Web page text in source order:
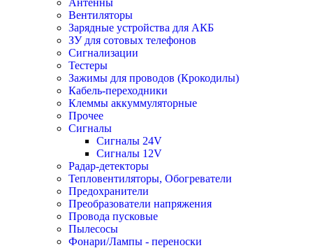
Антенны
Вентиляторы
Зарядные устройства для АКБ
ЗУ для сотовых телефонов
Сигнализации
Тестеры
Зажимы для проводов (Крокодилы)
Кабель-переходники
Клеммы аккуммуляторные
Прочее
Сигналы
Сигналы 24V
Сигналы 12V
Радар-детекторы
Тепловентиляторы, Обогреватели
Предохранители
Преобразователи напряжения
Провода пусковые
Пылесосы
Фонари/Лампы - переноски